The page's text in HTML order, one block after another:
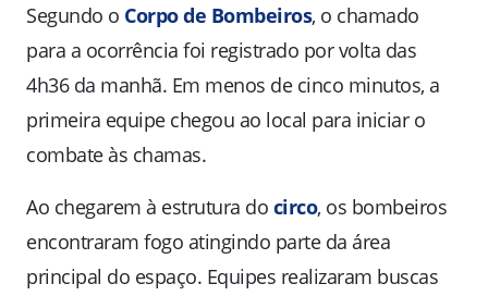
Segundo o Corpo de Bombeiros, o chamado
para a ocorrência foi registrado por volta das
4h36 da manhã. Em menos de cinco minutos, a
primeira equipe chegou ao local para iniciar o
combate às chamas.
Ao chegarem à estrutura do circo, os bombeiros
encontraram fogo atingindo parte da área
principal do espaço. Equipes realizaram buscas